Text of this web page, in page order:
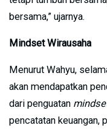
bersama,” ujarnya.
Mindset Wirausaha
Menurut Wahyu,
akan mendapatkan
dari penguatan
pencatatan keuangan,